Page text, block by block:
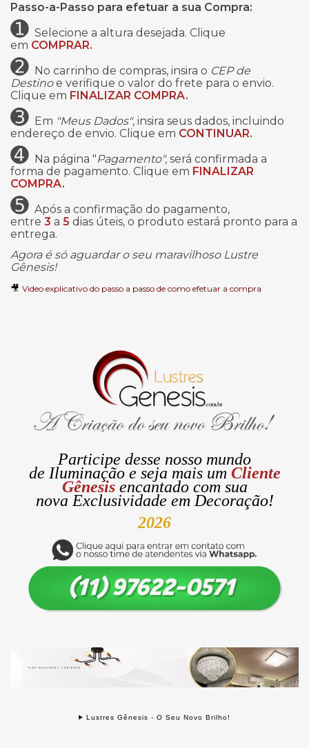
Passo-a-Passo para efetuar a sua Compra:
➊ Selecione a altura desejada. Clique
em COMPRAR.
➋ No carrinho de compras, insira o CEP de
Destinoe verifique o valor do frete para o envio.
Clique em FINALIZAR COMPRA.
➌ Em "Meus Dados", insira seus dados, incluindo
endereço de envio. Clique em CONTINUAR.
➍ Na página "Pagamento", será confirmada a
forma de pagamento. Clique em FINALIZAR
COMPRA.
➎ Após a confirmação do pagamento,
entre 3 a 5 dias úteis, o produto estará pronto para a
entrega.
Agora é só aguardar o seu maravilhoso Lustre
Gênesis!
🎥 Video explicativo do passo a passo de como efetuar a compra
Participe desse nosso mundo
de Iluminaçãoe seja mais um Cliente
Gênesis encantado com sua
novaExclusividade em Decoração!
2026
Lustres Gênesis - O Seu Novo Brilho!